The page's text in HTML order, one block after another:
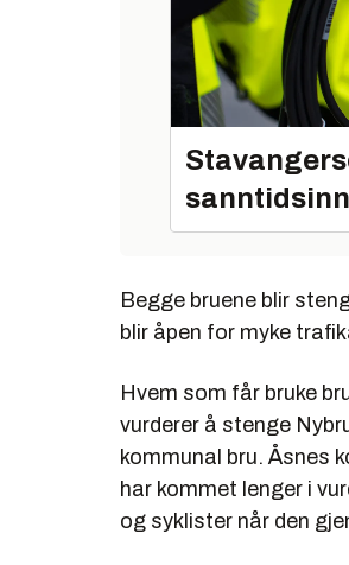
Begge bruene blir
blir åpen for myke
Hvem som får bruke
vurderer å stenge
kommunal bru. Åsnes
har kommet lenger i
og syklister når den